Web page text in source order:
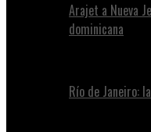
Arajet a Nueva
dominicana
Río de Janeiro: